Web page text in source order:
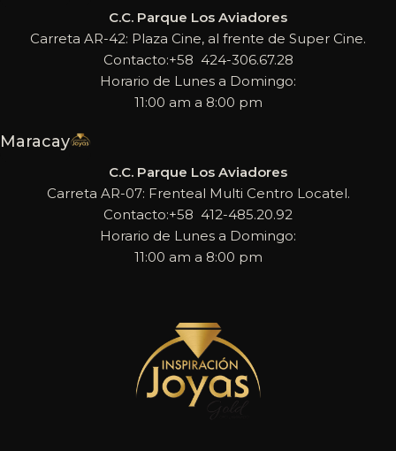
C.C. Parque Los Aviadores
Carreta AR-42: Plaza Cine, al frente de Super Cine.
Contacto:+58 424-306.67.28
Horario de Lunes a Domingo:
11:00 am a 8:00 pm
Maracay
C.C. Parque Los Aviadores
Carreta AR-07: Frenteal Multi Centro Locatel.
Contacto:+58 412-485.20.92
Horario de Lunes a Domingo:
11:00 am a 8:00 pm